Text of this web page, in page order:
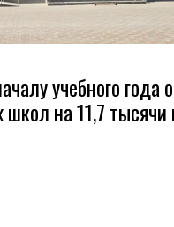
учебного года
школ на 11,7 тысячи